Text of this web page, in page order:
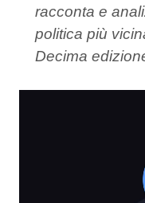
racconta e
politica più
Decima